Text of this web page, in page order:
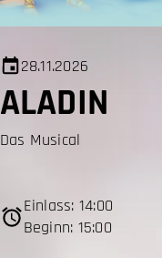
28.11.2026
ALADIN
Das Musical
Einlass: 14:00
Beginn: 15:00